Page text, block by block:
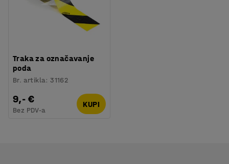
Traka za označavanje
poda
Br. artikla:31162
9,- €
Bez PDV-a
KUPI